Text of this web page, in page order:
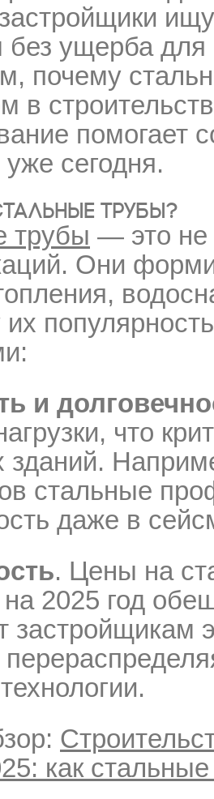
без ущерба для
почему
в
помогает
сегодня.
трубы?
трубы — это не
Они
их
и
что
зданий.
стальные
даже в
. Цены на
2025 год
застройщикам
как